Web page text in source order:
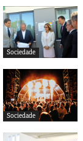
Sociedade
Sociedade